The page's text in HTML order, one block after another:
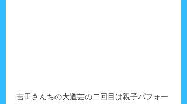
吉田さんちの大道芸の二回目は親子パフォー